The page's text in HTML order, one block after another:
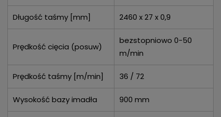
Długość taśmy [mm] 2460 x 27 x 0,9
Prędkość cięcia (posuw)
bezstopniowo 0-50
m/min
Prędkość taśmy [m/min] 36 / 72
Wysokość bazy imadła 900 mm